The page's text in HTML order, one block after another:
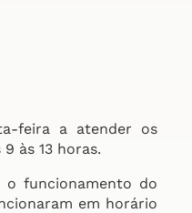
feira a atender os
às 13 horas.
funcionamento do
em horário